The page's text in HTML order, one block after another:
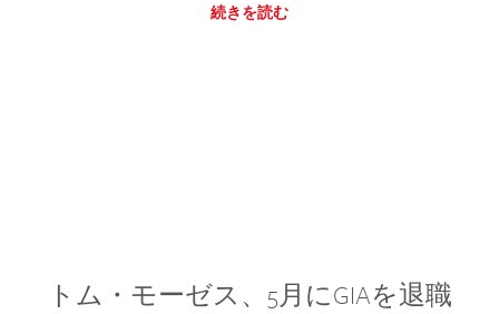
続きを読む
トム・モーゼス、5月にGIAを退職